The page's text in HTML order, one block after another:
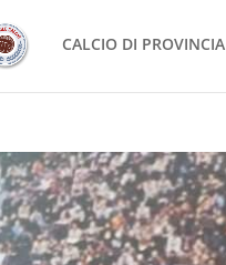
CALCIO DI PROVINCIA